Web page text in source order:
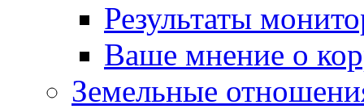
Результаты
Ваше мнение о
Земельные